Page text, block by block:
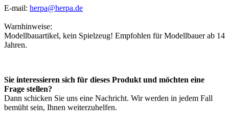
E-mail: herpa@herpa.de
Warnhinweise:
Modellbauartikel, kein Spielzeug! Empfohlen für Modellbauer ab 14
Jahren.
Sie interessieren sich für dieses Produkt und möchten eine
Frage stellen?
Dann schicken Sie uns eine Nachricht. Wir werden in jedem Fall
bemüht sein, Ihnen weiterzuhelfen.